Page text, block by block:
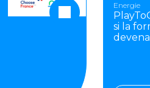
Energie
si la